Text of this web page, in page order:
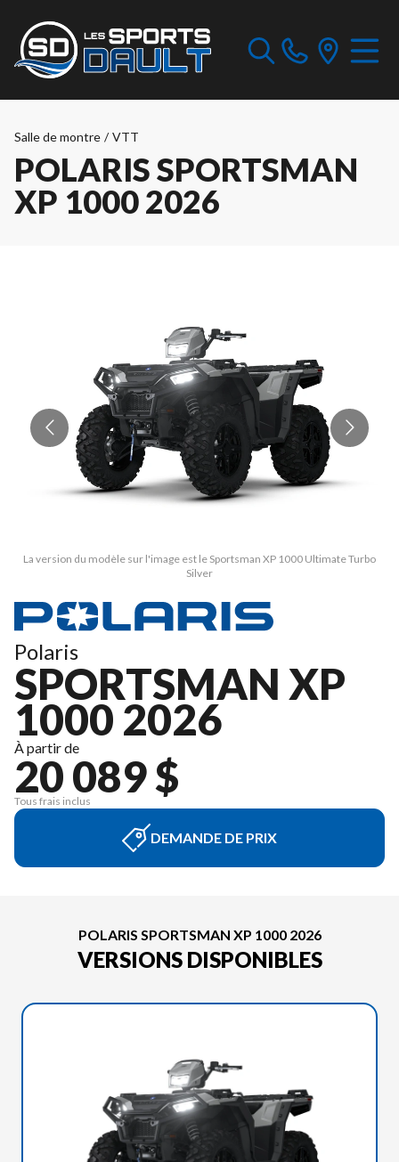
Salle de montre / VTT
POLARIS SPORTSMAN
XP 1000 2026
La version du modèle sur l'image est le Sportsman XP 1000 Ultimate Turbo
Silver
Polaris
SPORTSMAN XP
1000 2026
À partir de
20 089 $
Tous frais inclus
DEMANDE DE PRIX
POLARIS SPORTSMAN XP 1000 2026
VERSIONS DISPONIBLES